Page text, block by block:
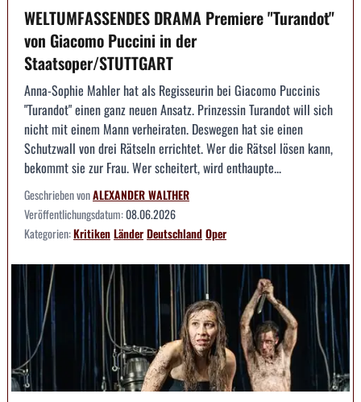
WELTUMFASSENDES DRAMA Premiere "Turandot"
von Giacomo Puccini in der
Staatsoper/STUTTGART
Anna-Sophie Mahler hat als Regisseurin bei Giacomo Puccinis
"Turandot" einen ganz neuen Ansatz. Prinzessin Turandot will sich
nicht mit einem Mann verheiraten. Deswegen hat sie einen
Schutzwall von drei Rätseln errichtet. Wer die Rätsel lösen kann,
bekommt sie zur Frau. Wer scheitert, wird enthaupte...
Geschrieben vonALEXANDER WALTHER
Veröffentlichungsdatum:08.06.2026
Kategorien:KritikenLänderDeutschlandOper